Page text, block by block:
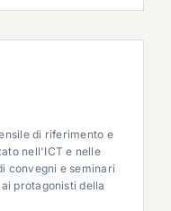
di riferimento e
nell'ICT e nelle
convegni e seminari
protagonisti della